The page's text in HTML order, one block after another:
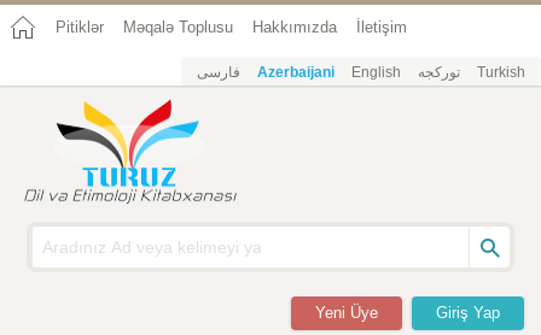
Pitiklər Məqalə Toplusu Hakkımızda İletişim
فارسی Azerbaijani English تورکجه Turkish
Giriş Yap
Yeni Üye